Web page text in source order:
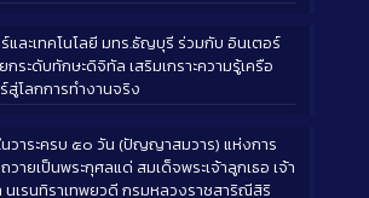
ละเทคโนโลยี มทร.ธัญบุรี ร่วมกับ อินเตอร์
ระดับทักษะดิจิทัล เสริมเกราะความรู้เครือ
สู่โลกการทำงานจริง
วาระครบ ๕๐ วัน (ปัญญาสมวาร) แห่งการ
วายเป็นพระกุศลแด่ สมเด็จพระเจ้าลูกเธอ เจ้า
เรนทิราเทพยวดี กรมหลวงราชสาริณีสิริ